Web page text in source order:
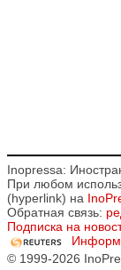
Inopressa:
При любом
(hyperlink) на
Обратная связь:
Подписка на
© 1999-2026